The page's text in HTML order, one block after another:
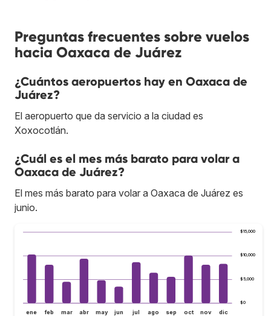
Preguntas frecuentes sobre vuelos
hacia Oaxaca de Juárez
¿Cuántos aeropuertos hay en Oaxaca de
Juárez?
El aeropuerto que da servicio a la ciudad es
Xoxocotlán.
¿Cuál es el mes más barato para volar a
Oaxaca de Juárez?
El mes más barato para volar a Oaxaca de Juárez es
junio.
$0
$5,000
$10,000
$15,000
ene feb mar abr may jun jul ago sep oct nov dic